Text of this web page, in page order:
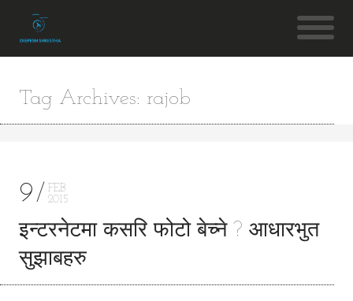
Tag Archives: rajob
9
FEB
2015
इन्टरनेटमा कसरि फोटो बेच्ने ? आधारभुत
सुझाबहरु